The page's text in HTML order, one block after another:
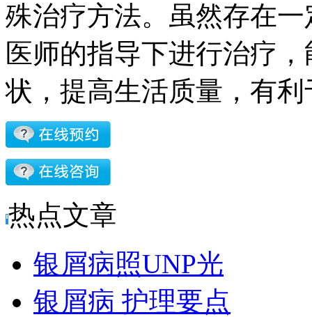
殊治疗方法。虽然存在
医师的指导下进行治疗
状，提高生活质量，有
热点文章
银屑病照UNP光
银屑病 护理要点